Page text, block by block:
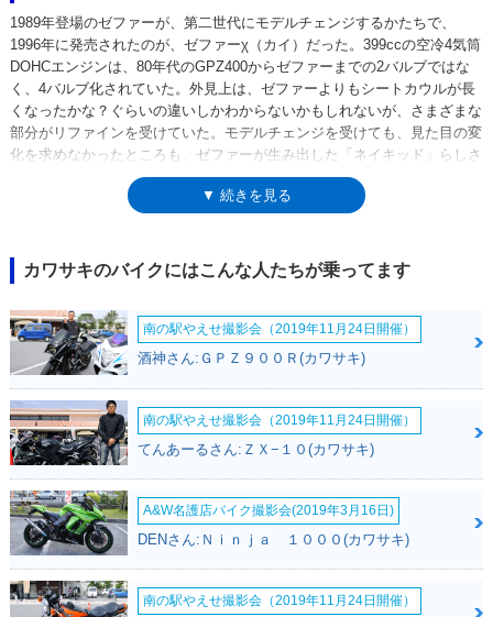
1989年登場のゼファーが、第二世代にモデルチェンジするかたちで、
1996年に発売されたのが、ゼファーχ（カイ）だった。399ccの空冷4気筒
DOHCエンジンは、80年代のGPZ400からゼファーまでの2バルブではな
く、4バルブ化されていた。外見上は、ゼファーよりもシートカウルが長
くなったかな？ぐらいの違いしかわからないかもしれないが、さまざまな
部分がリファインを受けていた。モデルチェンジを受けても、見た目の変
化を求めなかったところも、ゼファーが生み出した「ネイキッド」らしさ
だともいえた。1999年に、ゼファー誕生10周年を記念して、往年のZ2を
イメージさせる「火の玉カラー」のアニバーサリーモデルを発表。平成11
サキの特徴的なグラフィックパターン踏襲が増えていく-を受けながら、
2009年4月に発売された「ファイナルエディション（モデルイヤーは2008
年）」で歴史に幕を下ろした。なお、ゼファー750と1100は、一足早く
2007年1月に最終モデルを発表しており、ゼファーシリーズは、400cc版
の登場に始まり、終わったかたちとなった。※正式車名は「ゼファーχ」
だが、区別のためにゼファー400χと呼称されることもあるので併記し
▼ 続きを見る
カワサキのバイクにはこんな人たちが乗ってます
南の駅やえせ撮影会（2019年11月24日開催）
酒神さん:ＧＰＺ９００Ｒ(カワサキ)
南の駅やえせ撮影会（2019年11月24日開催）
てんあーるさん:ＺＸ−１０(カワサキ)
A&W名護店バイク撮影会(2019年3月16日)
DENさん:Ｎｉｎｊａ １０００(カワサキ)
南の駅やえせ撮影会（2019年11月24日開催）